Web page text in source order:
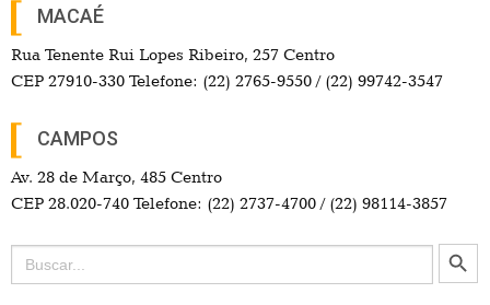
MACAÉ
Rua Tenente Rui Lopes Ribeiro, 257 Centro
CEP 27910-330 Telefone: (22) 2765-9550 / (22) 99742-3547
CAMPOS
Av. 28 de Março, 485 Centro
CEP 28.020-740 Telefone: (22) 2737-4700 / (22) 98114-3857
Search
for:
Search Button